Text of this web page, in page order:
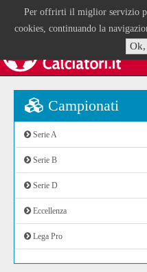
Per offrirti il miglior servizio
cookies, continuando la
Ok,
Campionati
Serie A
Serie B
Serie D
Eccellenza
Lega Pro